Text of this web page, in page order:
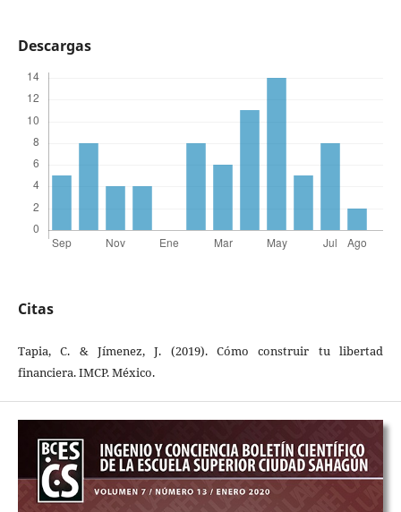
Descargas
Citas
Tapia, C. & Jímenez, J. (2019). Cómo construir tu libertad
financiera. IMCP. México.